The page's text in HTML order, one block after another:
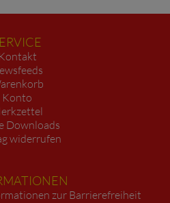
Kontakt
Konto
Downloads
widerrufen
zur Barrierefreiheit